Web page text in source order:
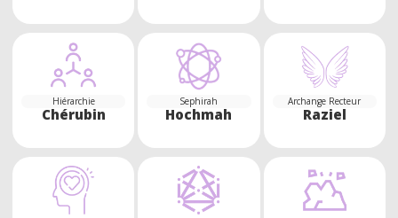
Hiérarchie
Chérubin
Sephirah
Hochmah
Archange Recteur
Raziel